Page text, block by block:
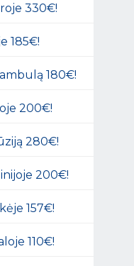
330€!
185€!
180€!
200€!
280€!
200€!
157€!
110€!